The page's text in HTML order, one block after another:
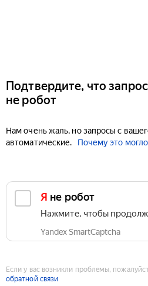
Подтвердите, что
не робот
Нам очень жаль, но запросы с
автоматические.
Почему это
Я не робот
Нажмите, чтобы
Yandex SmartCaptcha
Если у вас возникли проблемы,
обратной связи